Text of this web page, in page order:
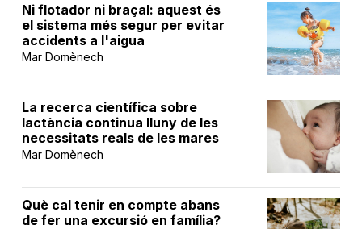
Ni flotador ni braçal: aquest és
el sistema més segur per evitar
accidents a l'aigua
Mar Domènech
La recerca científica sobre
lactància continua lluny de les
necessitats reals de les mares
Mar Domènech
Què cal tenir en compte abans
de fer una excursió en família?